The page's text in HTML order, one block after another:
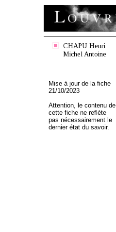
CHAPU Henri
Michel Antoine
Mise à jour de la fiche
21/10/2023
Attention, le contenu de
cette fiche ne reflète
pas nécessairement le
dernier état du savoir.